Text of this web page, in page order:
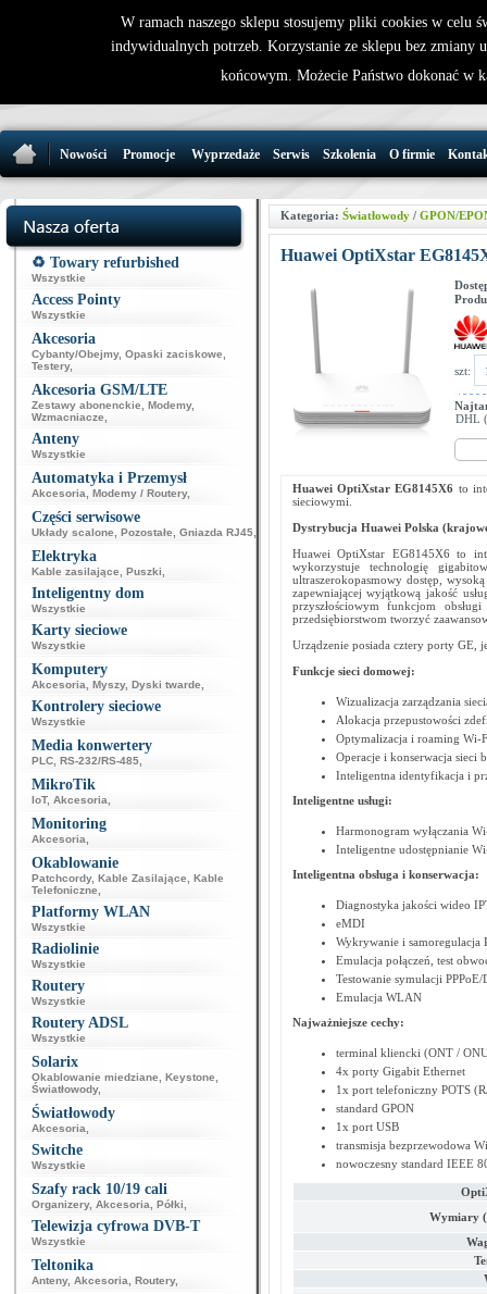
32 721 86
Nowości Promocje Wyprzedaże Serwis Szkolenia O firmie
♻️ Towary refurbished
Wszystkie
Access Pointy
Wszystkie
Akcesoria
Cybanty/Obejmy, Opaski zaciskowe
Testery,
Akcesoria GSM/LTE
Zestawy abonenckie Modemy,
Wzmacniacze
Anteny
Wszystkie
Automatyka i Przemysł
Akcesoria Modemy / Routery,
Części serwisowe
Układy scalone Pozostałe Gniazda RJ45
Elektryka
Kable zasilające Puszki
Inteligentny dom
Wszystkie
Karty sieciowe
Wszystkie
Komputery
Akcesoria Myszy, Dyski twarde
Kontrolery sieciowe
Wszystkie
Media konwertery
PLC RS-232/RS-485
MikroTik
IoT, Akcesoria
Monitoring
Akcesoria
Okablowanie
Patchcordy, Kable Zasilające
Kable
Telefoniczne
Platformy WLAN
Wszystkie
Radiolinie
Wszystkie
Routery
Wszystkie
Routery ADSL
Wszystkie
Solarix
Okablowanie miedziane Keystone
Światłowody,
Światłowody
Akcesoria
Switche
Wszystkie
Szafy rack 10/19 cali
Organizery, Akcesoria Półki
Telewizja cyfrowa DVB-T
Wszystkie
Teltonika
Anteny, Akcesoria Routery,
Kategoria: Światłowody/ GPON/
Huawei OptiXstar
szt:
DHL
Huawei OptiXstar EG8145X6 to
sieciowymi.
Dystrybucja Huawei Polska
Huawei OptiXstar EG8145X6 to
wykorzystuje technologię
ultraszerokopasmowy dostęp,
zapewniającej wyjątkową jakość
przyszłościowym funkcjom
przedsiębiorstwom tworzyć
Urządzenie posiada cztery porty GE,
Funkcje sieci domowej:
Wizualizacja zarządzania
Alokacja przepustowości
Optymalizacja i roaming Wi-
Operacje i konserwacja sieci
Inteligentna identyfikacja i
Inteligentne usługi:
Harmonogram wyłączania
Inteligentne udostępnianie
Inteligentna obsługa i konserwacja:
Diagnostyka jakości wideo
eMDI
Wykrywanie i samoregulacja
Emulacja połączeń, test
Testowanie symulacji PPPoE/
Emulacja WLAN
Najważniejsze cechy:
terminal kliencki (ONT /
4x porty Gigabit Ethernet
1x port telefoniczny POTS
standard GPON
1x port USB
transmisja bezprzewodowa
nowoczesny standard IEEE
Wymiary
W ramach naszego sklepu stosujemy pliki cookies w celu
indywidualnych potrzeb. Korzystanie ze sklepu bez zmiany
końcowym. Możecie Państwo dokonać w